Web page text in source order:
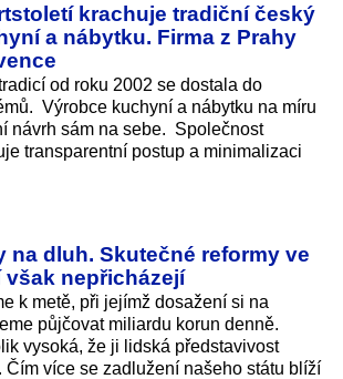
krachuje tradiční český
a nábytku. Firma z Prahy
od roku 2002 se dostala do
Výrobce kuchyní a nábytku na míru
návrh sám na sebe. Společnost
transparentní postup a minimalizaci
na dluh. Skutečné reformy ve
nepřicházejí
k metě, při jejímž dosažení si na
půjčovat miliardu korun denně.
vysoká, že ji lidská představivost
Čím více se zadlužení našeho státu blíží